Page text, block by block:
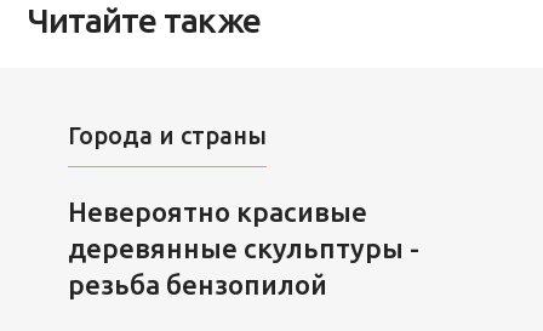
Читайте также
Города и страны
Невероятно красивые
деревянные скульптуры -
резьба бензопилой